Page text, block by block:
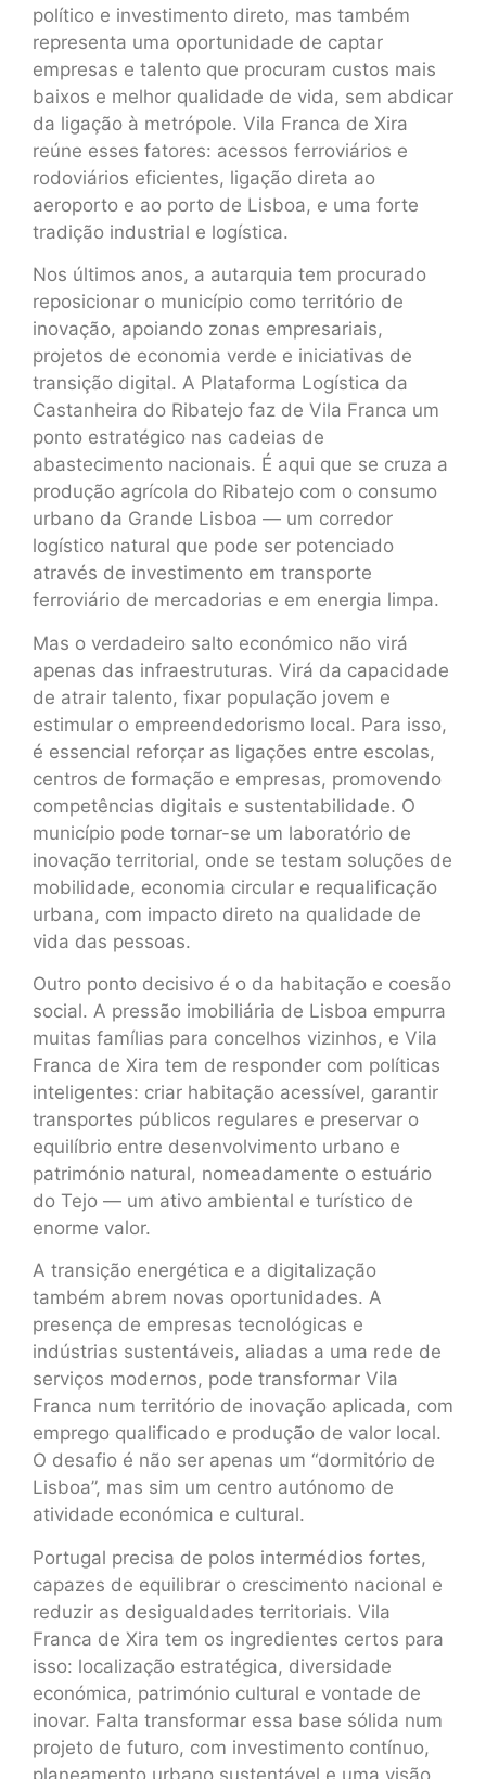
político e investimento direto, mas também
representa uma oportunidade de captar
empresas e talento que procuram custos mais
baixos e melhor qualidade de vida, sem abdicar
da ligação à metrópole. Vila Franca de Xira
reúne esses fatores: acessos ferroviários e
rodoviários eficientes, ligação direta ao
aeroporto e ao porto de Lisboa, e uma forte
tradição industrial e logística.
Nos últimos anos, a autarquia tem procurado
reposicionar o município como território de
inovação, apoiando zonas empresariais,
projetos de economia verde e iniciativas de
transição digital. A Plataforma Logística da
Castanheira do Ribatejo faz de Vila Franca um
ponto estratégico nas cadeias de
abastecimento nacionais. É aqui que se cruza a
produção agrícola do Ribatejo com o consumo
urbano da Grande Lisboa — um corredor
logístico natural que pode ser potenciado
através de investimento em transporte
ferroviário de mercadorias e em energia limpa.
Mas o verdadeiro salto económico não virá
apenas das infraestruturas. Virá da capacidade
de atrair talento, fixar população jovem e
estimular o empreendedorismo local. Para isso,
é essencial reforçar as ligações entre escolas,
centros de formação e empresas, promovendo
competências digitais e sustentabilidade. O
município pode tornar-se um laboratório de
inovação territorial, onde se testam soluções de
mobilidade, economia circular e requalificação
urbana, com impacto direto na qualidade de
vida das pessoas.
Outro ponto decisivo é o da habitação e coesão
social. A pressão imobiliária de Lisboa empurra
muitas famílias para concelhos vizinhos, e Vila
Franca de Xira tem de responder com políticas
inteligentes: criar habitação acessível, garantir
transportes públicos regulares e preservar o
equilíbrio entre desenvolvimento urbano e
património natural, nomeadamente o estuário
do Tejo — um ativo ambiental e turístico de
enorme valor.
A transição energética e a digitalização
também abrem novas oportunidades. A
presença de empresas tecnológicas e
indústrias sustentáveis, aliadas a uma rede de
serviços modernos, pode transformar Vila
Franca num território de inovação aplicada, com
emprego qualificado e produção de valor local.
O desafio é não ser apenas um “dormitório de
Lisboa”, mas sim um centro autónomo de
atividade económica e cultural.
Portugal precisa de polos intermédios fortes,
capazes de equilibrar o crescimento nacional e
reduzir as desigualdades territoriais. Vila
Franca de Xira tem os ingredientes certos para
isso: localização estratégica, diversidade
económica, património cultural e vontade de
inovar. Falta transformar essa base sólida num
projeto de futuro, com investimento contínuo,
planeamento urbano sustentável e uma visão